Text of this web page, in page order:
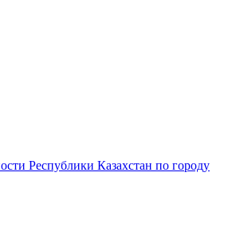
Республики Казахстан по городу